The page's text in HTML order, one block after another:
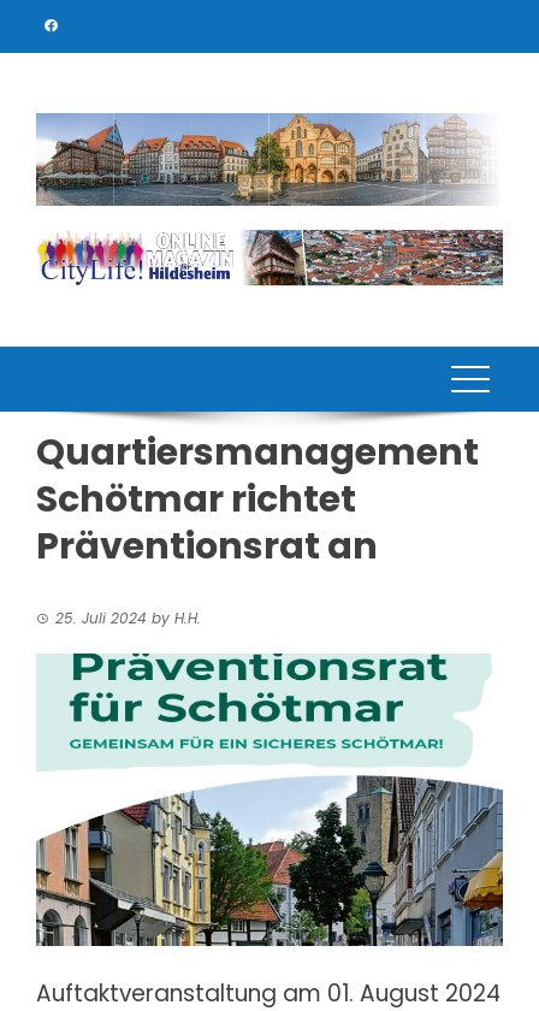
Quartiersmanagement
Schötmar richtet
Präventionsrat an
25. Juli 2024 by H.H.
Auftaktveranstaltung am 01. August 2024